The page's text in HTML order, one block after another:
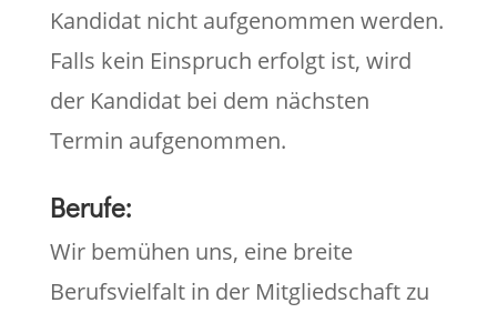
Kandidat nicht aufgenommen werden.
Falls kein Einspruch erfolgt ist, wird
der Kandidat bei dem nächsten
Termin aufgenommen.
Berufe:
Wir bemühen uns, eine breite
Berufsvielfalt in der Mitgliedschaft zu